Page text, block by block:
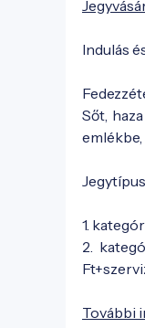
Indulás
Sőt,
1.
2.
További